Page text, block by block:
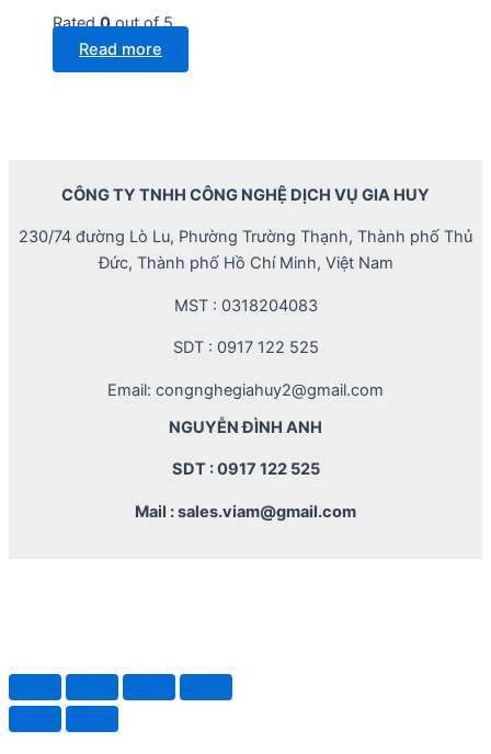
Rated0out of 5
Read more
CÔNG TY TNHH CÔNG NGHỆ DỊCH VỤ GIA HUY
230/74 đường Lò Lu, Phường Trường Thạnh, Thành phố Thủ
Đức, Thành phố Hồ Chí Minh, Việt Nam
MST : 0318204083
SDT : 0917 122 525
Email: congnghegiahuy2@gmail.com
NGUYỄN ĐÌNH ANH
SDT : 0917 122 525
Mail : sales.viam@gmail.com